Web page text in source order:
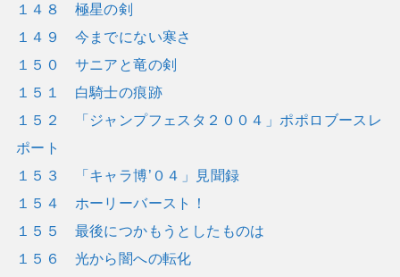
１４８ 極星の剣
１４９ 今までにない寒さ
１５０ サニアと竜の剣
１５１ 白騎士の痕跡
１５２ 「ジャンプフェスタ２００４」ポポロブースレ
ポート
１５３ 「キャラ博’０４」見聞録
１５４ ホーリーバースト！
１５５ 最後につかもうとしたものは
１５６ 光から闇への転化